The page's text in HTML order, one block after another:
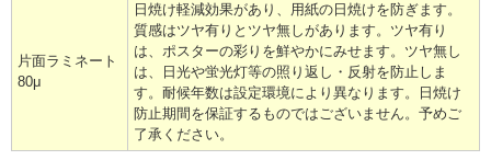
片面ラミネート
80μ
日焼け軽減効果があり、用紙の日焼けを防ぎます。
質感はツヤ有りとツヤ無しがあります。ツヤ有り
は、ポスターの彩りを鮮やかにみせます。ツヤ無し
は、日光や蛍光灯等の照り返し・反射を防止しま
す。耐候年数は設定環境により異なります。日焼け
防止期間を保証するものではございません。予めご
了承ください。